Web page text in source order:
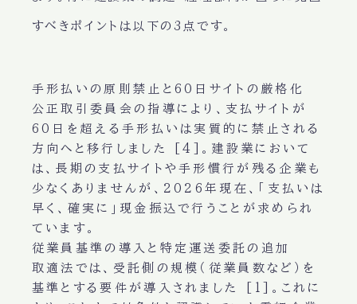
すべきポイントは以下の3点です。
手形払いの原則禁止と60日サイトの厳格化
公正取引委員会の指導により、支払サイトが
60日を超える手形払いは実質的に禁止される
方向へと移行しました [4]。建設業において
は、長期の支払サイトや手形慣行が残る企業も
少なくありませんが、2026年現在、「支払いは
早く、確実に」現金振込で行うことが求められ
ています。
従業員基準の導入と特定運送委託の追加
取適法では、受託側の規模（従業員数など）を
基準とする要件が導入されました [1]。これに